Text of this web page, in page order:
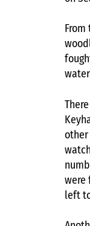
other
were
left